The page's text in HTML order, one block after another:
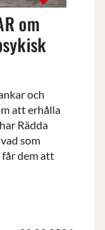
om
och
att erhålla
Rädda
som
får dem att